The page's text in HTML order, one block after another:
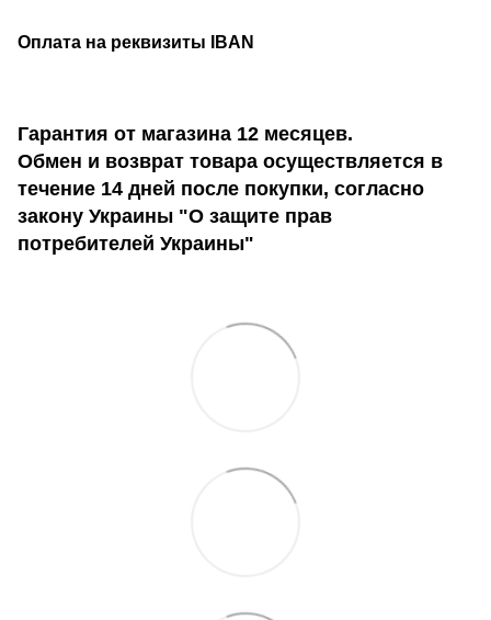
Оплата на реквизиты IBAN
Гарантия от магазина 12 месяцев.
Обмен и возврат товара осуществляется в
течение 14 дней после покупки, согласно
закону Украины "О защите прав
потребителей Украины"